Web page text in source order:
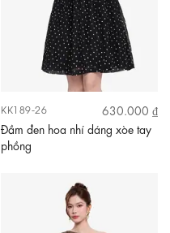
KK189-26
630.000 ₫
Đầm đen hoa nhí dáng xòe tay
phồng